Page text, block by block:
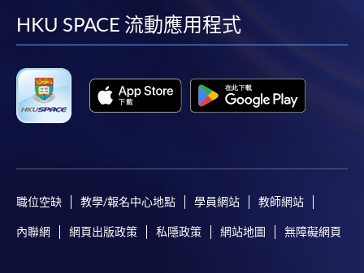
facebook
youtube
linkedin
HKU SPACE 流動應用程式
職位空缺 教學/報名中心地點 學員網站 教師網站
內聯網 網頁出版政策 私隱政策 網站地圖 無障礙網頁